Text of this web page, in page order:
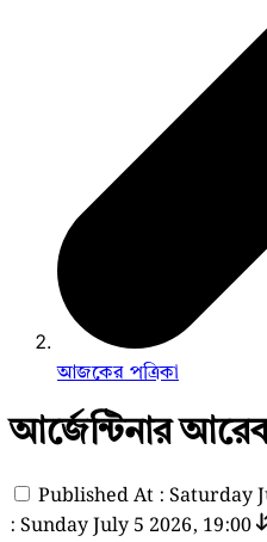
আজকের পত্রিকা
আর্জেন্টিনার
Published At : Saturday
: Sunday July 5 2026, 19:00